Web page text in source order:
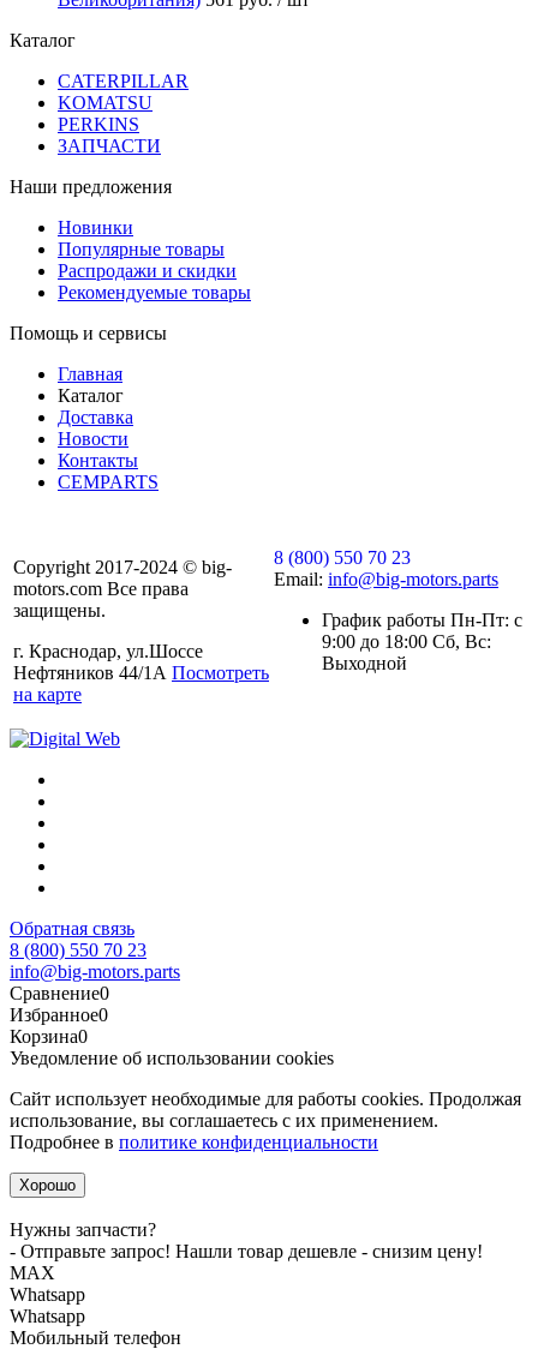
Каталог
CATERPILLAR
KOMATSU
PERKINS
ЗАПЧАСТИ
Наши предложения
Новинки
Популярные товары
Распродажи и скидки
Рекомендуемые товары
Помощь и сервисы
Главная
Каталог
Доставка
Новости
Контакты
CEMPARTS
Copyright 2017-2024 © big-
motors.com Все права
защищены.
г. Краснодар, ул.Шоссе
Нефтяников 44/1А Посмотреть
на карте
8 (800) 550 70 23
Email: info@big-motors.parts
График работы Пн-Пт: с
9:00 до 18:00 Сб, Вс:
Выходной
Обратная связь
8 (800) 550 70 23
info@big-motors.parts
Сравнение0
Избранное0
Корзина0
Уведомление об использовании cookies
Сайт использует необходимые для работы cookies. Продолжая
использование, вы соглашаетесь с их применением.
Подробнее в политике конфиденциальности
Хорошо
Нужны запчасти?
- Отправьте запрос! Нашли товар дешевле - снизим цену!
MАХ
Whatsapp
Whatsapp
Мобильный телефон